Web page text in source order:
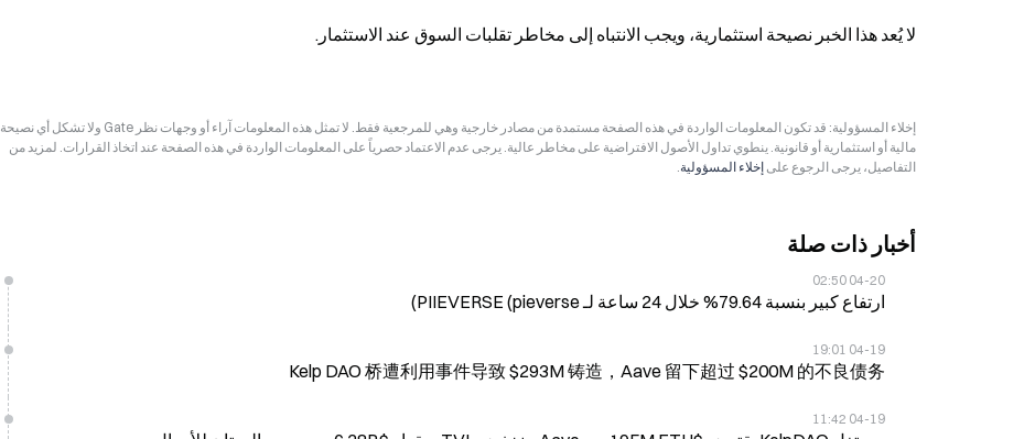
لا يُعد هذا الخبر نصيحة استثمارية، ويجب الانتباه إلى مخاطر تقلبات السوق عند الاستثمار.
إخلاء المسؤولية: قد تكون المعلومات الواردة في هذه الصفحة مستمدة من مصادر خارجية وهي للمرجعية فقط. لا تمثل هذه المعلومات آراء أو وجهات نظر Gate ولا تشكل أي نصيحة
مالية أو استثمارية أو قانونية. ينطوي تداول الأصول الافتراضية على مخاطر عالية. يرجى عدم الاعتماد حصرياً على المعلومات الواردة في هذه الصفحة عند اتخاذ القرارات. لمزيد من
التفاصيل، يرجى الرجوع على إخلاء المسؤولية.
أخبار ذات صلة
04-20 02:50
ارتفاع كبير بنسبة 79.64% خلال 24 ساعة لـ PIIEVERSE (pieverse)
04-19 19:01
Kelp DAO 桥遭利用事件导致 $293M 铸造，Aave 留下超过 $200M 的不良债务
04-19 11:42